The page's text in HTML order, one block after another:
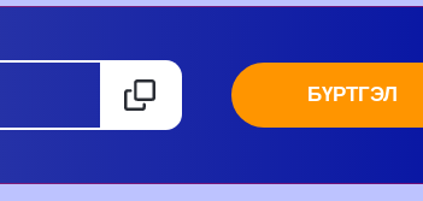
БҮРТГЭЛ